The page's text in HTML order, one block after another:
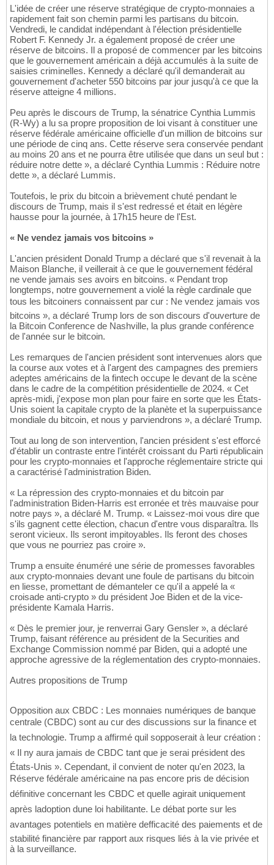
L'idée de créer une réserve stratégique de crypto-monnaies a
rapidement fait son chemin parmi les partisans du bitcoin.
Vendredi, le candidat indépendant à l'élection présidentielle
Robert F. Kennedy Jr. a également proposé de créer une
réserve de bitcoins. Il a proposé de commencer par les bitcoins
que le gouvernement américain a déjà accumulés à la suite de
saisies criminelles. Kennedy a déclaré qu'il demanderait au
gouvernement d'acheter 550 bitcoins par jour jusqu'à ce que la
réserve atteigne 4 millions.
Peu après le discours de Trump, la sénatrice Cynthia Lummis
(R-Wy) a lu sa propre proposition de loi visant à constituer une
réserve fédérale américaine officielle d'un million de bitcoins sur
une période de cinq ans. Cette réserve sera conservée pendant
au moins 20 ans et ne pourra être utilisée que dans un seul but :
réduire notre dette », a déclaré Cynthia Lummis : Réduire notre
dette », a déclaré Lummis.
Toutefois, le prix du bitcoin a brièvement chuté pendant le
discours de Trump, mais il s'est redressé et était en légère
hausse pour la journée, à 17h15 heure de l'Est.
« Ne vendez jamais vos bitcoins »
L'ancien président Donald Trump a déclaré que s'il revenait à la
Maison Blanche, il veillerait à ce que le gouvernement fédéral
ne vende jamais ses avoirs en bitcoins. « Pendant trop
longtemps, notre gouvernement a violé la règle cardinale que
tous les bitcoiners connaissent par cur : Ne vendez jamais vos
bitcoins », a déclaré Trump lors de son discours d'ouverture de
la Bitcoin Conference de Nashville, la plus grande conférence
de l'année sur le bitcoin.
Les remarques de l'ancien président sont intervenues alors que
la course aux votes et à l'argent des campagnes des premiers
adeptes américains de la fintech occupe le devant de la scène
dans le cadre de la compétition présidentielle de 2024. « Cet
après-midi, j'expose mon plan pour faire en sorte que les États-
Unis soient la capitale crypto de la planète et la superpuissance
mondiale du bitcoin, et nous y parviendrons », a déclaré Trump.
Tout au long de son intervention, l'ancien président s'est efforcé
d'établir un contraste entre l'intérêt croissant du Parti républicain
pour les crypto-monnaies et l'approche réglementaire stricte qui
a caractérisé l'administration Biden.
« La répression des crypto-monnaies et du bitcoin par
l'administration Biden-Harris est erronée et très mauvaise pour
notre pays », a déclaré M. Trump. « Laissez-moi vous dire que
s'ils gagnent cette élection, chacun d'entre vous disparaîtra. Ils
seront vicieux. Ils seront impitoyables. Ils feront des choses
que vous ne pourriez pas croire ».
Trump a ensuite énuméré une série de promesses favorables
aux crypto-monnaies devant une foule de partisans du bitcoin
en liesse, promettant de démanteler ce qu'il a appelé la «
croisade anti-crypto » du président Joe Biden et de la vice-
présidente Kamala Harris.
« Dès le premier jour, je renverrai Gary Gensler », a déclaré
Trump, faisant référence au président de la Securities and
Exchange Commission nommé par Biden, qui a adopté une
approche agressive de la réglementation des crypto-monnaies.
Autres propositions de Trump
Opposition aux CBDC : Les monnaies numériques de banque
centrale (CBDC) sont au cur des discussions sur la finance et
la technologie. Trump a affirmé quil sopposerait à leur création :
« Il ny aura jamais de CBDC tant que je serai président des
États-Unis ». Cependant, il convient de noter qu'en 2023, la
Réserve fédérale américaine na pas encore pris de décision
définitive concernant les CBDC et quelle agirait uniquement
après ladoption dune loi habilitante. Le débat porte sur les
avantages potentiels en matière defficacité des paiements et de
stabilité financière par rapport aux risques liés à la vie privée et
à la surveillance.